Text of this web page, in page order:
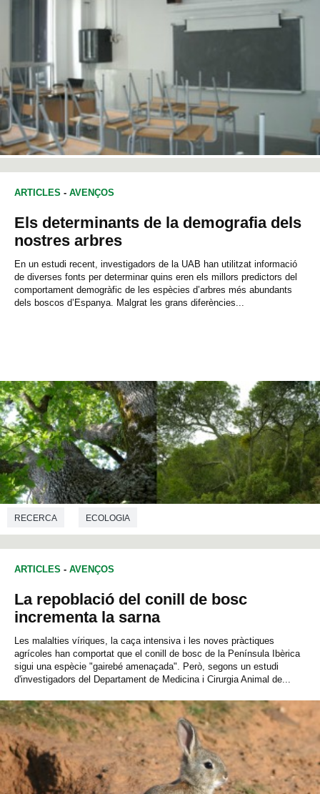
ARTICLES - AVENÇOS
Els determinants de la demografia dels
nostres arbres
En un estudi recent, investigadors de la UAB han utilitzat informació
de diverses fonts per determinar quins eren els millors predictors del
comportament demogràfic de les espècies d’arbres més abundants
dels boscos d’Espanya. Malgrat les grans diferències...
RECERCA ECOLOGIA
ARTICLES - AVENÇOS
La repoblació del conill de bosc
incrementa la sarna
Les malalties víriques, la caça intensiva i les noves pràctiques
agrícoles han comportat que el conill de bosc de la Península Ibèrica
sigui una espècie "gairebé amenaçada". Però, segons un estudi
d'investigadors del Departament de Medicina i Cirurgia Animal de...